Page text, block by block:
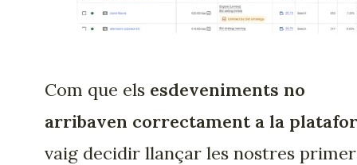
Com que els esdeveniments no
arribaven correctament a la
vaig decidir llançar les nostres